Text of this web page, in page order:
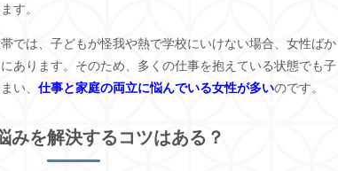
す。
では、子どもが怪我や熱で学校にいけない場合、女性ばか
あります。そのため、多くの仕事を抱えている状態でも子
い、仕事と家庭の両立に悩んでいる女性が多いのです。
みを解決するコツはある？